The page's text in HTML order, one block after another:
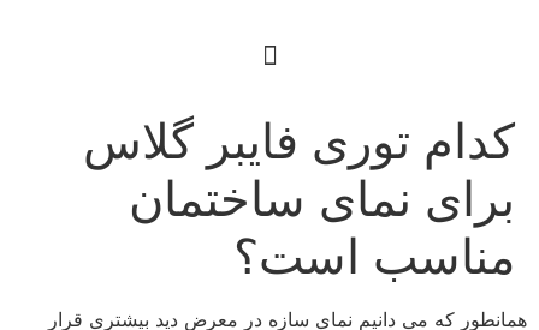
کدام توری فایبر گلاس
برای نمای ساختمان
مناسب است؟
همانطور که می دانیم نمای سازه در معرض دید بیشتری قرار